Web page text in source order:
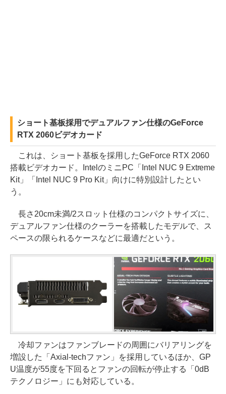
ショート基板採用でデュアルファン仕様のGeForce
RTX 2060ビデオカード
これは、ショート基板を採用したGeForce RTX 2060
搭載ビデオカード。IntelのミニPC「Intel NUC 9 Extreme
Kit」「Intel NUC 9 Pro Kit」向けに特別設計したとい
う。
長さ20cm未満/2スロット仕様のコンパクトサイズに、
デュアルファン仕様のクーラーを搭載したモデルで、ス
ペースの限られるケースなどに最適だという。
冷却ファンはファンブレードの周囲にバリアリングを
増設した「Axial-techファン」を採用しているほか、GP
U温度が55度を下回るとファンの回転が停止する「0dB
テクノロジー」にも対応している。